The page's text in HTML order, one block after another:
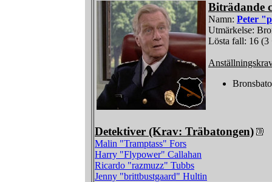
Biträdande
Namn: Peter
Utmärkelse:
Lösta fall: 16 (3
Detektiver (Krav: Träbatongen)
Malin "Tramptass" Fors
Harry "Flypower" Callahan
Ricardo "razmuzz" Tubbs
Jenny "brittbustgaard" Hultin